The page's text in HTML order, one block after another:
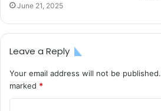
June 21, 2025
Leave a Reply
Your email address will not be published.
marked *